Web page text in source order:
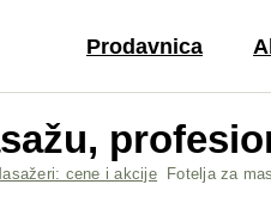
Prodavnica
cene i akcije Fotelja za